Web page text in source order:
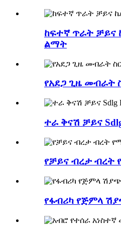
ከፍተኛ ጥራት ቻይና
ልማት
የአደጋ ጊዜ መብራት
ተራ ቅናሽ ቻይና
የቻይና ብረታ ብረት
የፋብሪካ የጅምላ